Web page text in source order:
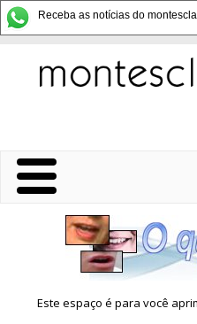
Receba as notícias do
Este espaço é para você